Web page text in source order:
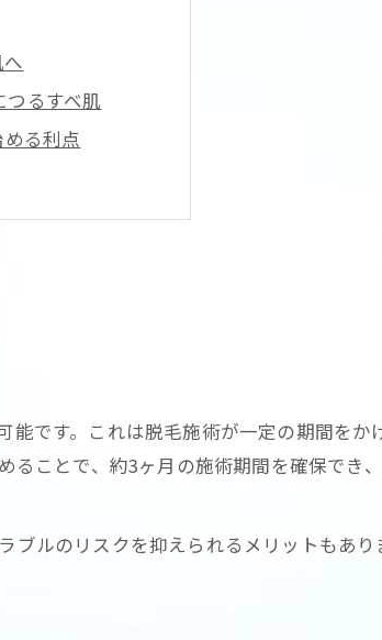
つるすべ肌
る利点
理由
め方
ル
回数目安
の理由
い施術
です。これは脱毛施術が一定の期間をか
ことで、約3ヶ月の施術期間を確保でき
ルのリスクを抑えられるメリットもあ